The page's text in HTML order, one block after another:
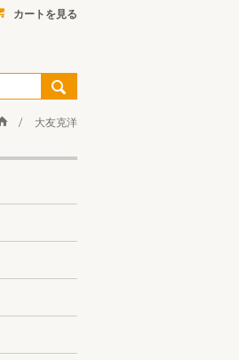
カートを見る
大友克洋